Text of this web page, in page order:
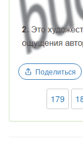
Поделиться
179